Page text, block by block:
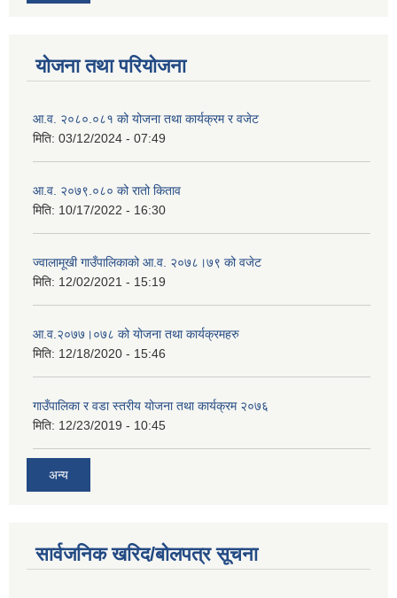
योजना तथा परियोजना
आ.व. २०८०.०८१ को योजना तथा कार्यक्रम र वजेट
मिति: 03/12/2024 - 07:49
आ.व. २०७९.०८० को रातो किताव
मिति: 10/17/2022 - 16:30
ज्वालामूखी गाउँपालिकाको आ.व. २०७८।७९ को वजेट
मिति: 12/02/2021 - 15:19
आ.व.२०७७।०७८ को योजना तथा कार्यक्रमहरु
मिति: 12/18/2020 - 15:46
गाउँपालिका र वडा स्तरीय योजना तथा कार्यक्रम २०७६
मिति: 12/23/2019 - 10:45
अन्य
सार्वजनिक खरिद/बोलपत्र सूचना